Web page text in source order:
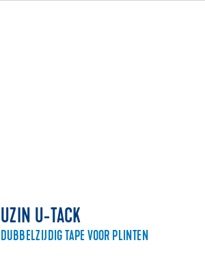
UZIN U-TACK
DUBBELZIJDIG TAPE VOOR PLINTEN